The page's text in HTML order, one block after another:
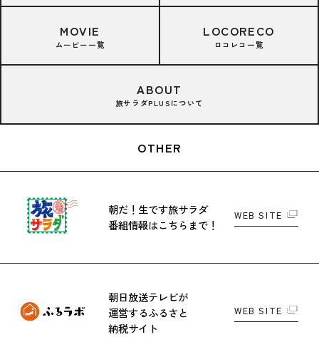
MOVIE
ムービー一覧
LOCORECO
ロコレコ一覧
ABOUT
旅サラダPLUSについて
OTHER
朝だ！生です旅サラダ
番組情報はこちらまで！
WEB SITE
朝日放送テレビが
運営するふるさと
納税サイト
WEB SITE